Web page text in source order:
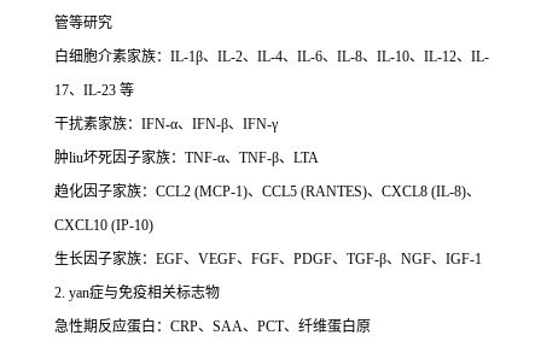
管等研究
白细胞介素家族：IL-1β、IL-2、IL-4、IL-6、IL-8、IL-10、IL-12、IL-
17、IL-23 等
干扰素家族：IFN-α、IFN-β、IFN-γ
肿liu坏死因子家族：TNF-α、TNF-β、LTA
趋化因子家族：CCL2 (MCP-1)、CCL5 (RANTES)、CXCL8 (IL-8)、
CXCL10 (IP-10)
生长因子家族：EGF、VEGF、FGF、PDGF、TGF-β、NGF、IGF-1
2. yan症与免疫相关标志物
急性期反应蛋白：CRP、SAA、PCT、纤维蛋白原